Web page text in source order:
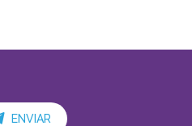
ENVIAR